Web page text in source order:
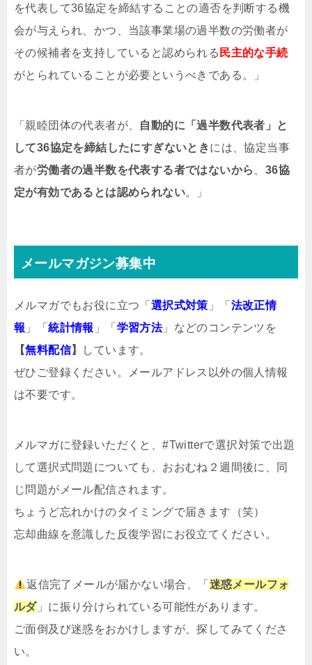
を代表して36協定を締結することの適否を判断する機
会が与えられ、かつ、当該事業場の過半数の労働者が
その候補者を支持していると認められる民主的な手続
がとられていることが必要というべきである。」
「親睦団体の代表者が、 自動的に「過半数代表者」と
して36協定を締結したにすぎないときには、協定当事
者が労働者の過半数を代表する者ではないから 、 36協
定が有効であるとは認められない。」
メールマガジン募集中
メルマガでもお役に立つ「 選択式対策 」「 法改正情
報 」「統計情報 」「 学習方法」などのコンテンツを
【無料配信】
しています。
ぜひご登録ください。メールアドレス以外の個人情報
は不要です。
メルマガに登録いただくと、#Twitterで選択対策で出題
して選択式問題についても、おおむね２週間後に、同
じ問題がメール配信されます。
ちょうど忘れかけのタイミングで届きます（笑）
忘却曲線を意識した反復学習にお役立てください。
返信完了メールが届かない場合、「 迷惑メールフォ
ルダ 」に振り分けられている可能性があります。
ご面倒及び迷惑をおかけしますが、探してみてくださ
い。